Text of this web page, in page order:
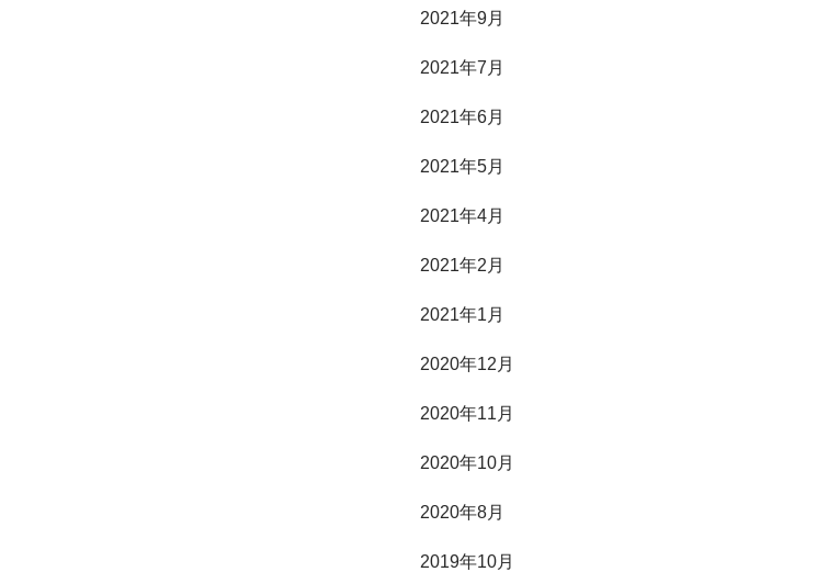
2021年9月
2021年7月
2021年6月
2021年5月
2021年4月
2021年2月
2021年1月
2020年12月
2020年11月
2020年10月
2020年8月
2019年10月